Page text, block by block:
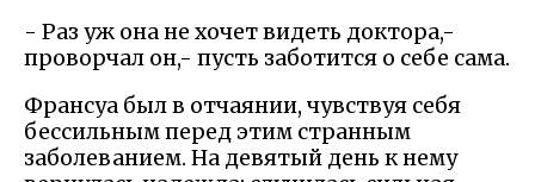
- Раз уж она не хочет видеть доктора,-
проворчал он,- пусть заботится о себе сама.
Франсуа был в отчаянии, чувствуя себя
бессильным перед этим странным
заболеванием. На девятый день к нему